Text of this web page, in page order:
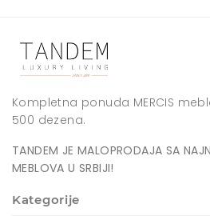
Kompletna ponuda MERCIS
500 dezena.
TANDEM JE MALOPRODAJA SA
MEBLOVA U SRBIJI!
Kategorije